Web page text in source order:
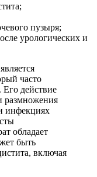
пузыря;
урологических и
часто
Его действие
размножения
инфекциях
обладает
быть
включая